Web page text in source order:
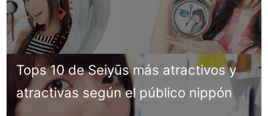
Tops 10 de Seiyūs más atractivos y
atractivas según el público nippón